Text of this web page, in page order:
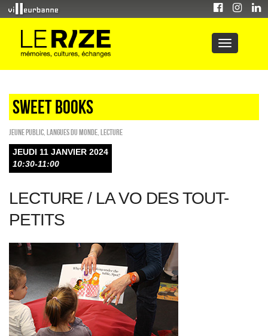
sweet books
Jeune public Langues du monde Lecture
JEUDI 11 JANVIER 2024
10:30-11:00
LECTURE / LA VO DES TOUT-
PETITS